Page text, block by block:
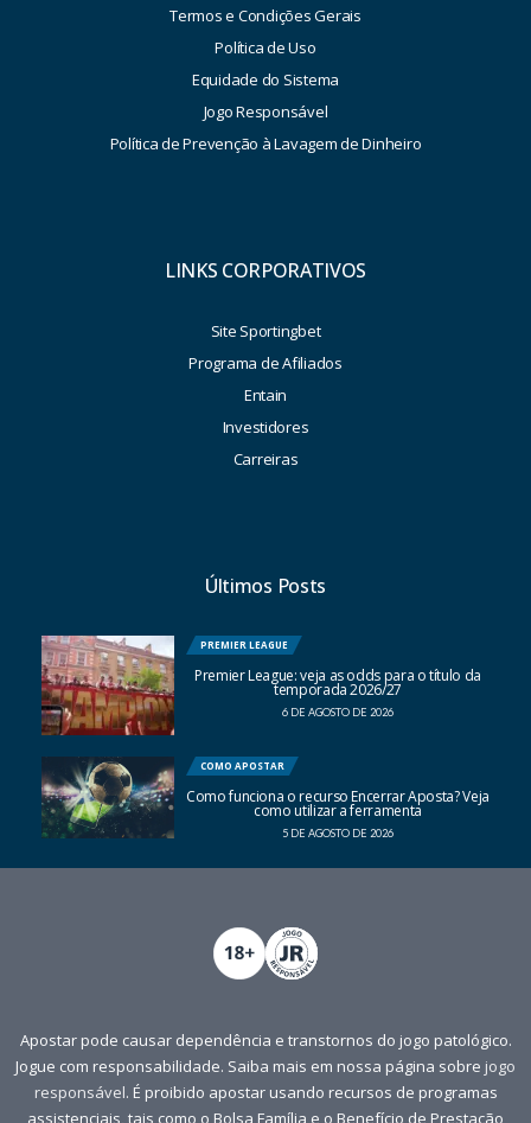
Termos e Condições Gerais
Política de Uso
Equidade do Sistema
Jogo Responsável
Política de Prevenção à Lavagem de Dinheiro
LINKS CORPORATIVOS
Site Sportingbet
Programa de Afiliados
Entain
Investidores
Carreiras
Últimos Posts
PREMIER LEAGUE
Premier League: veja as odds para o título da
temporada 2026/27
6 DE AGOSTO DE 2026
COMO APOSTAR
Como funciona o recurso Encerrar Aposta? Veja
como utilizar a ferramenta
5 DE AGOSTO DE 2026
Apostar pode causar dependência e transtornos do jogo patológico.
Jogue com responsabilidade. Saiba mais em nossa página sobre jogo
responsável. É proibido apostar usando recursos de programas
assistenciais, tais como o Bolsa Família e o Benefício de Prestação